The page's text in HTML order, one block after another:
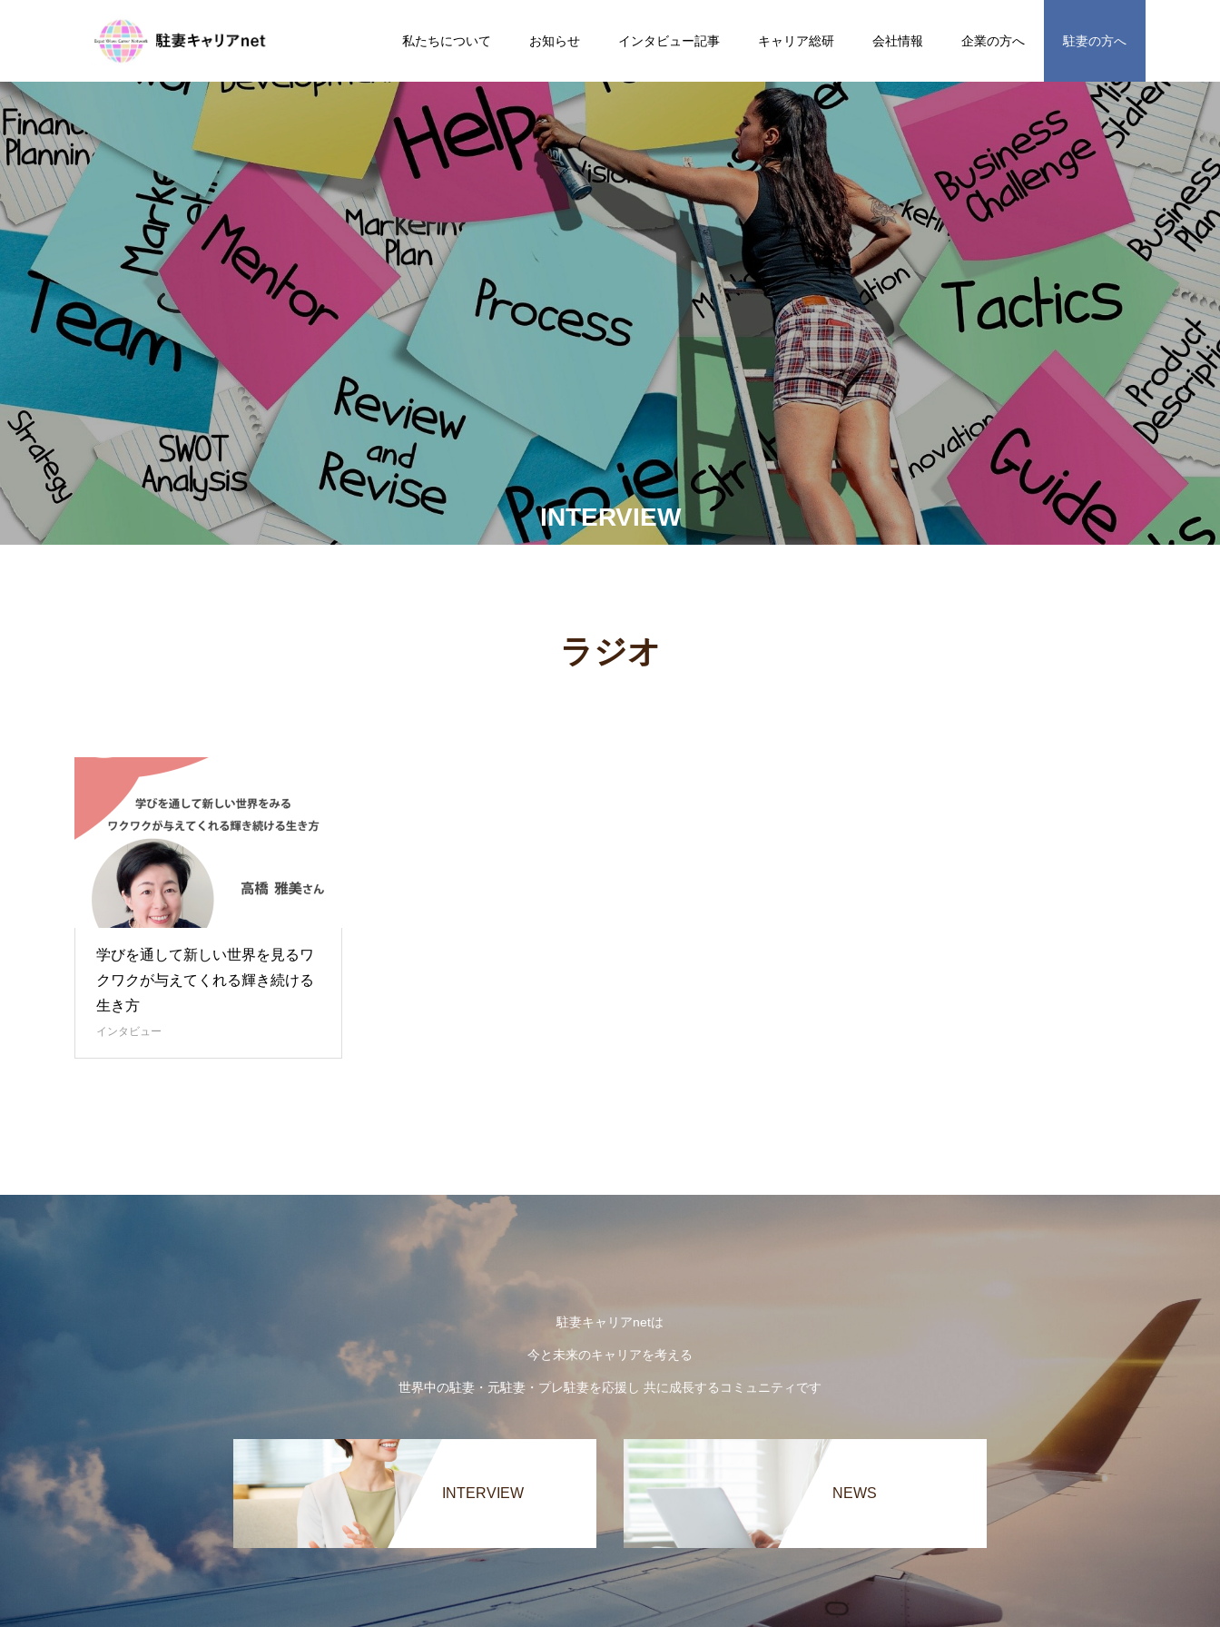
私たちについて お知らせ インタビュー記事 キャリア総研 会社情報 企業の方へ 駐妻の方へ
INTERVIEW
ラジオ
学びを通して新しい世界を見るワ
クワクが与えてくれる輝き続ける
生き方
インタビュー
駐妻キャリアnetは
今と未来のキャリアを考える
世界中の駐妻・元駐妻・プレ駐妻を応援し 共に成長するコミュニティです
INTERVIEW NEWS